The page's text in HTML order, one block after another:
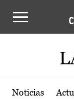
Actualidad
Noticias